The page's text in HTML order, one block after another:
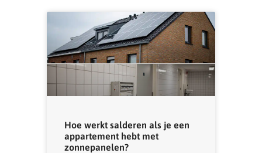
Hoe werkt salderen als je een
appartement hebt met
zonnepanelen?